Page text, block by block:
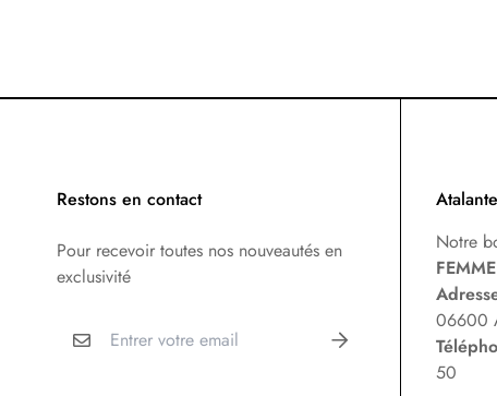
Restons en contact
Pour recevoir toutes nos nouveautés en
exclusivité
Notre
FEMME
06600
50